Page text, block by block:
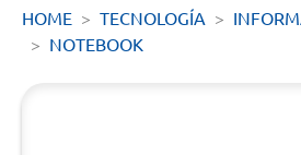
HOME TECNOLOGÍA
NOTEBOOK